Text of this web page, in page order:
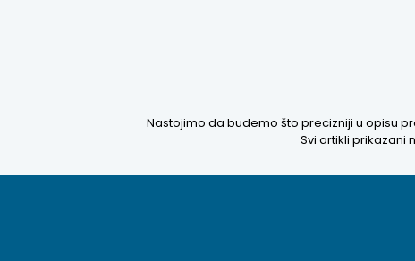
Nastojimo da budemo što precizniji u opisu
Svi artikli prikazani